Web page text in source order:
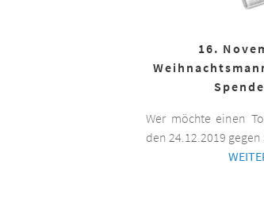
16.
Wer möchte einen
den 24.12.2019 gegen